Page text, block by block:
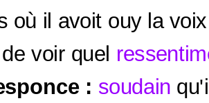
où il avoit ouy la
voir quel
: soudain